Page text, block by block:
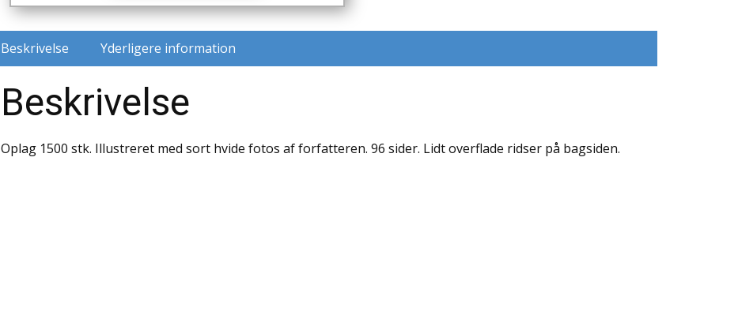
Beskrivelse Yderligere information
Beskrivelse
Oplag 1500 stk. Illustreret med sort hvide fotos af forfatteren. 96 sider. Lidt overflade ridser på bagsiden.